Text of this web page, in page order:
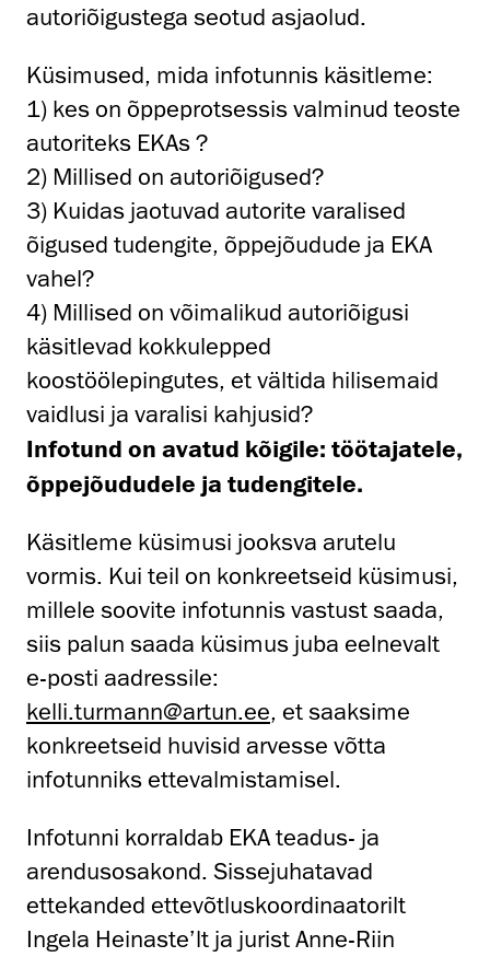
autoriõigustega seotud asjaolud.
Küsimused, mida infotunnis käsitleme:
1) kes on õppeprotsessis valminud teoste
autoriteks EKAs ?
2) Millised on autoriõigused?
3) Kuidas jaotuvad autorite varalised
õigused tudengite, õppejõudude ja EKA
vahel?
4) Millised on võimalikud autoriõigusi
käsitlevad kokkulepped
koostöölepingutes, et vältida hilisemaid
vaidlusi ja varalisi kahjusid?
Infotund on avatud kõigile: töötajatele,
õppejõududele ja tudengitele.
Käsitleme küsimusi jooksva arutelu
vormis. Kui teil on konkreetseid küsimusi,
millele soovite infotunnis vastust saada,
siis palun saada küsimus juba eelnevalt
e-posti aadressile:
kelli.turmann@artun.ee, et saaksime
konkreetseid huvisid arvesse võtta
infotunniks ettevalmistamisel.
Infotunni korraldab EKA teadus- ja
arendusosakond. Sissejuhatavad
ettekanded ettevõtluskoordinaatorilt
Ingela Heinaste’lt ja jurist Anne-Riin